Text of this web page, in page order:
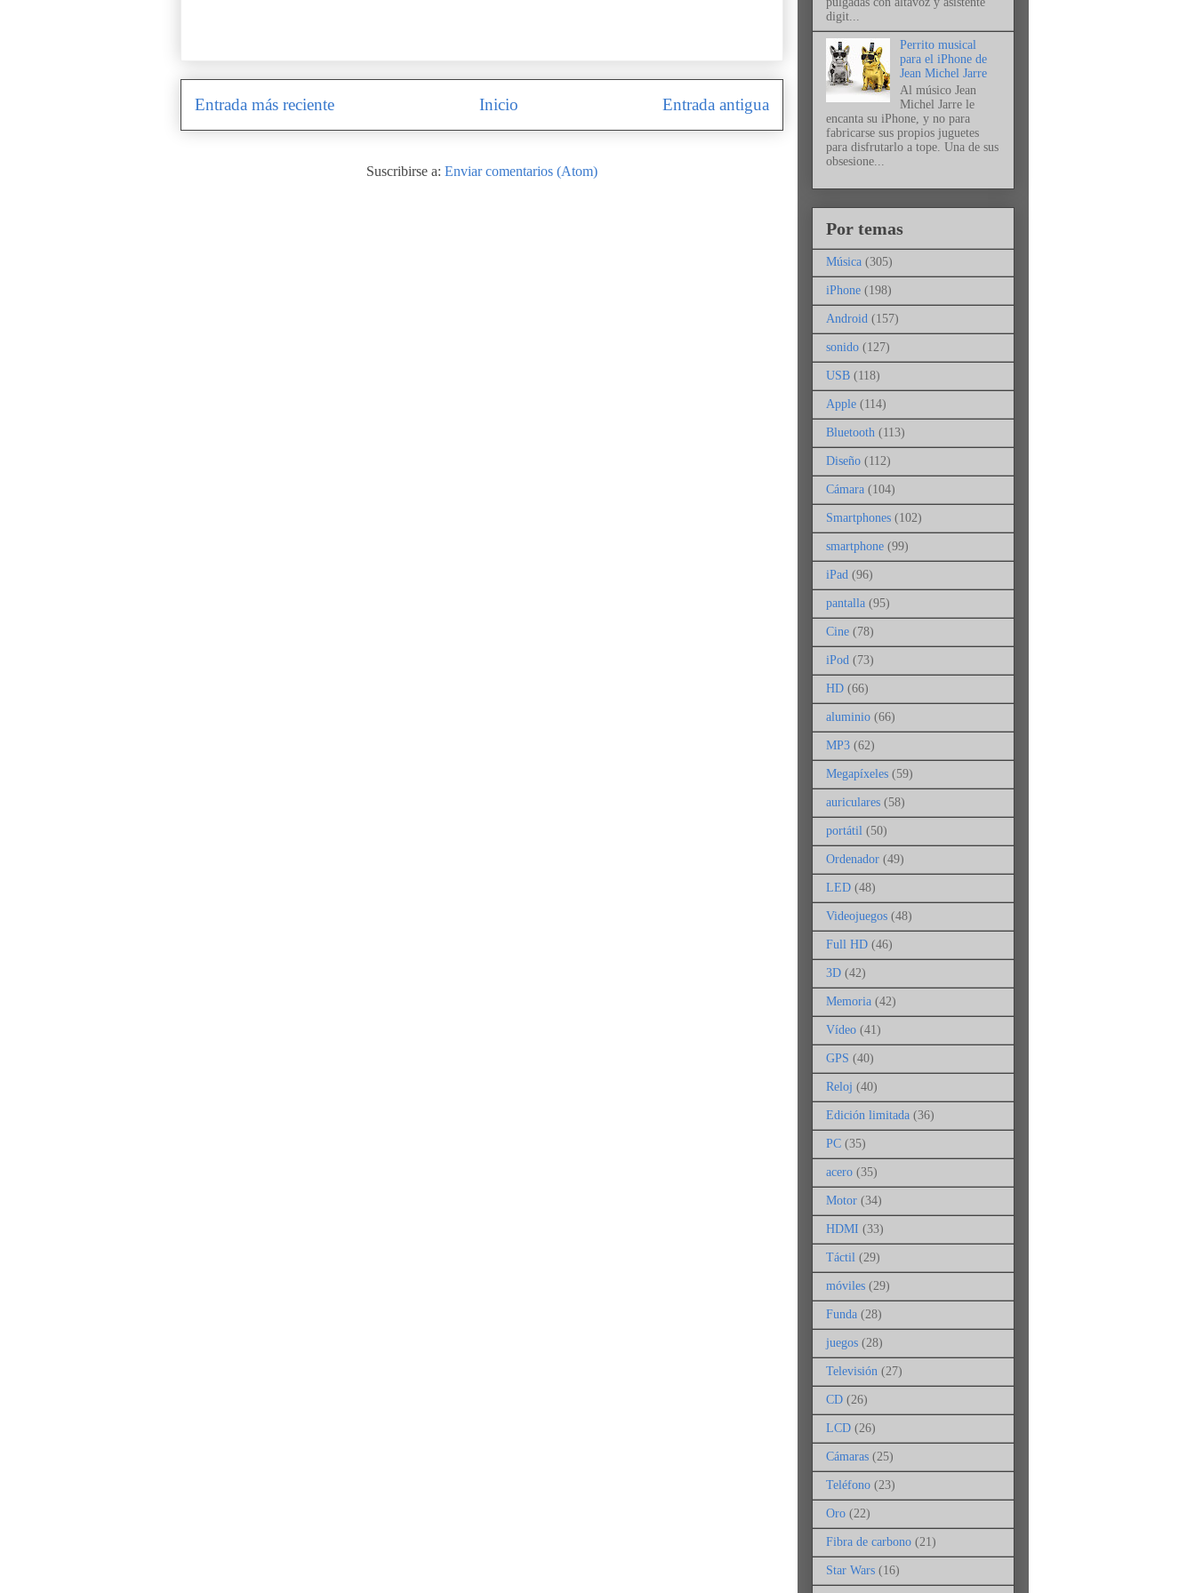
Entrada más reciente Entrada antigua
Inicio
Suscribirse a: Enviar comentarios (Atom)
digit...
Perrito musical
para el iPhone de
Jean Michel Jarre
Al músico Jean
Michel Jarre le
encanta su iPhone, y no para
fabricarse sus propios juguetes
para disfrutarlo a tope. Una de sus
obsesione...
Por temas
Música (305)
iPhone (198)
Android (157)
sonido (127)
USB (118)
Apple (114)
Bluetooth (113)
Diseño (112)
Cámara (104)
Smartphones (102)
smartphone (99)
iPad (96)
pantalla (95)
Cine (78)
iPod (73)
HD (66)
aluminio (66)
MP3 (62)
Megapíxeles (59)
auriculares (58)
portátil (50)
Ordenador (49)
LED (48)
Videojuegos (48)
Full HD (46)
3D (42)
Memoria (42)
Vídeo (41)
GPS (40)
Reloj (40)
Edición limitada (36)
PC (35)
acero (35)
Motor (34)
HDMI (33)
Táctil (29)
móviles (29)
Funda (28)
juegos (28)
Televisión (27)
CD (26)
LCD (26)
Cámaras (25)
Teléfono (23)
Oro (22)
Fibra de carbono (21)
Star Wars (16)